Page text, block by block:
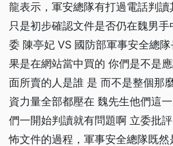
龍表示，軍安總隊有打過電話判讀
只是初步確認文件是否仍在魏男
委 陳亭妃 VS 國防部軍事安全總
果是在網站當中買的 你們是不是
面所賣的人是誰 是 而不是整個那
資力量全部都壓在 魏先生他們這
們一開始判讀就有問題啊 立委批
怖文件的過程，軍事安全總隊既然